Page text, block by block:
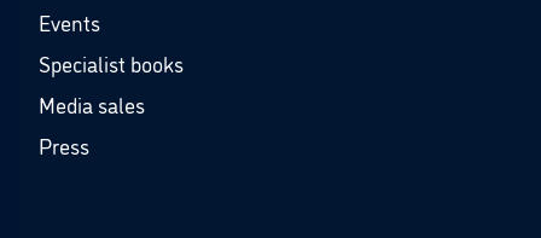
Events
Specialist books
Media sales
Press